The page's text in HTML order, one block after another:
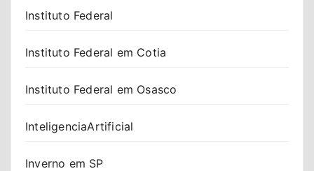
Instituto Federal
Instituto Federal em Cotia
Instituto Federal em Osasco
InteligenciaArtificial
Inverno em SP